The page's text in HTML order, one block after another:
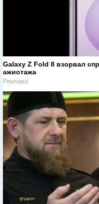
Galaxy Z Fold 8 взорвал
ажиотажа
Реклама